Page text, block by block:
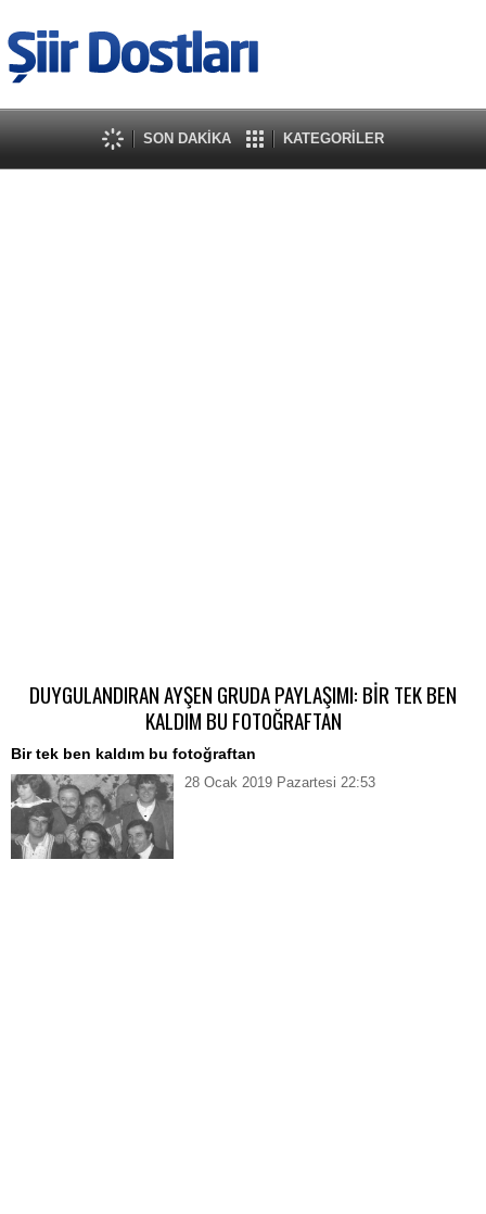
SON DAKİKA KATEGORİLER
DUYGULANDIRAN AYŞEN GRUDA PAYLAŞIMI: BİR TEK BEN
KALDIM BU FOTOĞRAFTAN
Bir tek ben kaldım bu fotoğraftan
28 Ocak 2019 Pazartesi 22:53